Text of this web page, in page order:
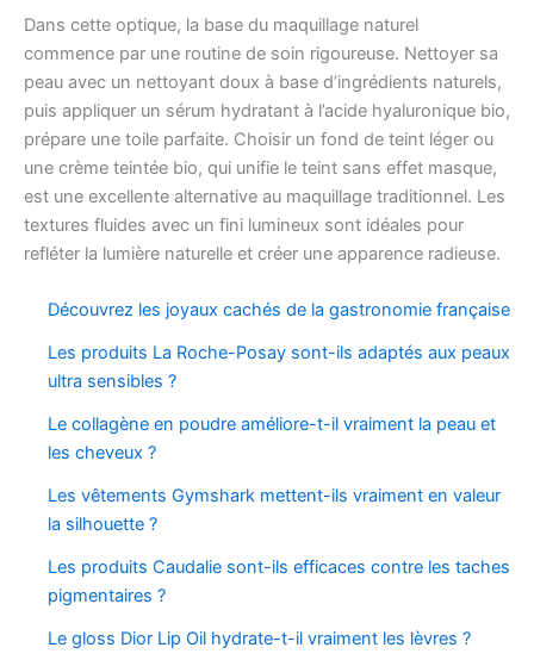
Dans cette optique, la base du maquillage naturel
commence par une routine de soin rigoureuse. Nettoyer sa
peau avec un nettoyant doux à base d’ingrédients naturels,
puis appliquer un sérum hydratant à l’acide hyaluronique bio,
prépare une toile parfaite. Choisir un fond de teint léger ou
une crème teintée bio, qui unifie le teint sans effet masque,
est une excellente alternative au maquillage traditionnel. Les
textures fluides avec un fini lumineux sont idéales pour
refléter la lumière naturelle et créer une apparence radieuse.
Découvrez les joyaux cachés de la gastronomie française
Les produits La Roche-Posay sont-ils adaptés aux peaux
ultra sensibles ?
Le collagène en poudre améliore-t-il vraiment la peau et
les cheveux ?
Les vêtements Gymshark mettent-ils vraiment en valeur
la silhouette ?
Les produits Caudalie sont-ils efficaces contre les taches
pigmentaires ?
Le gloss Dior Lip Oil hydrate-t-il vraiment les lèvres ?